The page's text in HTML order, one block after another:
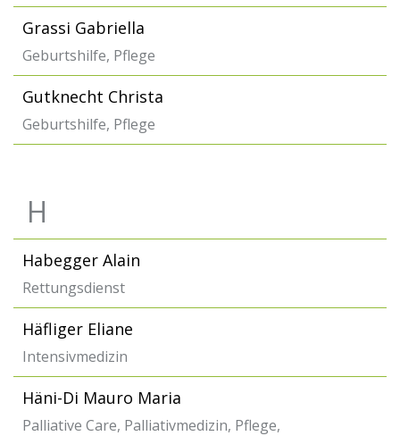
Grassi Gabriella
Geburtshilfe, Pflege
Gutknecht Christa
Geburtshilfe, Pflege
H
Habegger Alain
Rettungsdienst
Häfliger Eliane
Intensivmedizin
Häni-Di Mauro Maria
Palliative Care, Palliativmedizin, Pflege,